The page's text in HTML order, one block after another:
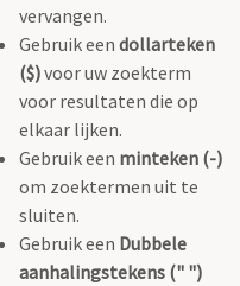
vervangen.
Gebruik een dollarteken
($)voor uw zoekterm
voor resultaten die op
elkaar lijken.
Gebruik een minteken (-)
om zoektermen uit te
sluiten.
Gebruik een Dubbele
aanhalingstekens (" ")